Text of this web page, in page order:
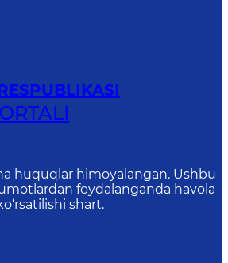
huquqlar himoyalangan. Ushbu
foydalanganda havola
shart.